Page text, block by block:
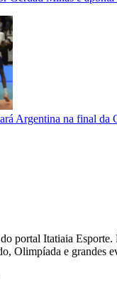
Argentina na final da
portal Itatiaia
Olimpíada e grandes